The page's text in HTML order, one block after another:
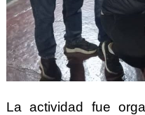
La actividad fue